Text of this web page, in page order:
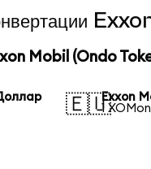
Mobil (Ondo
🇪🇺Exxon
1